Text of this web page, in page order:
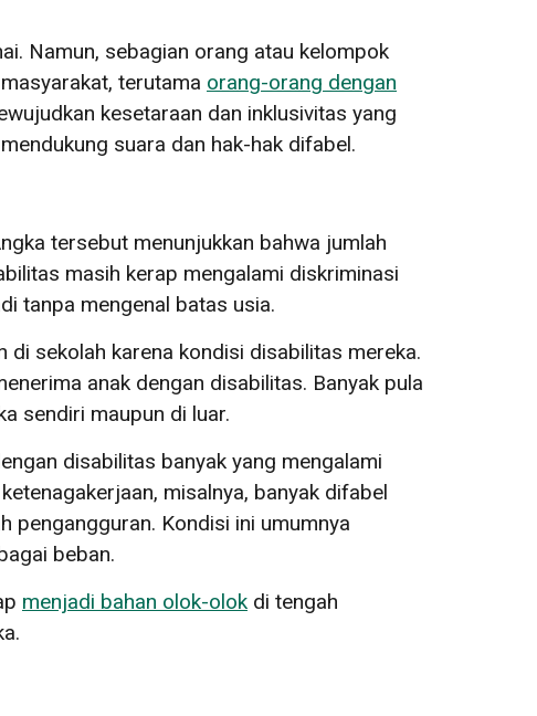
Namun, sebagian orang atau kelompok
terutama orang-orang dengan
kesetaraan dan inklusivitas yang
suara dan hak-hak difabel.
tersebut menunjukkan bahwa jumlah
masih kerap mengalami diskriminasi
tanpa mengenal batas usia.
di sekolah karena kondisi disabilitas mereka.
anak dengan disabilitas. Banyak pula
sendiri maupun di luar.
disabilitas banyak yang mengalami
misalnya, banyak difabel
pengangguran. Kondisi ini umumnya
beban.
menjadi bahan olok-olok di tengah